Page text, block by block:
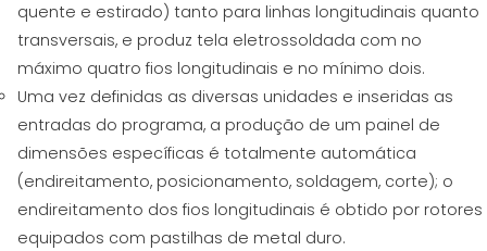
quente e estirado) tanto para linhas longitudinais quanto
transversais, e produz tela eletrossoldada com no
máximo quatro fios longitudinais e no mínimo dois.
Uma vez definidas as diversas unidades e inseridas as
entradas do programa, a produção de um painel de
dimensões específicas é totalmente automática
(endireitamento, posicionamento, soldagem, corte); o
endireitamento dos fios longitudinais é obtido por rotores
equipados com pastilhas de metal duro.